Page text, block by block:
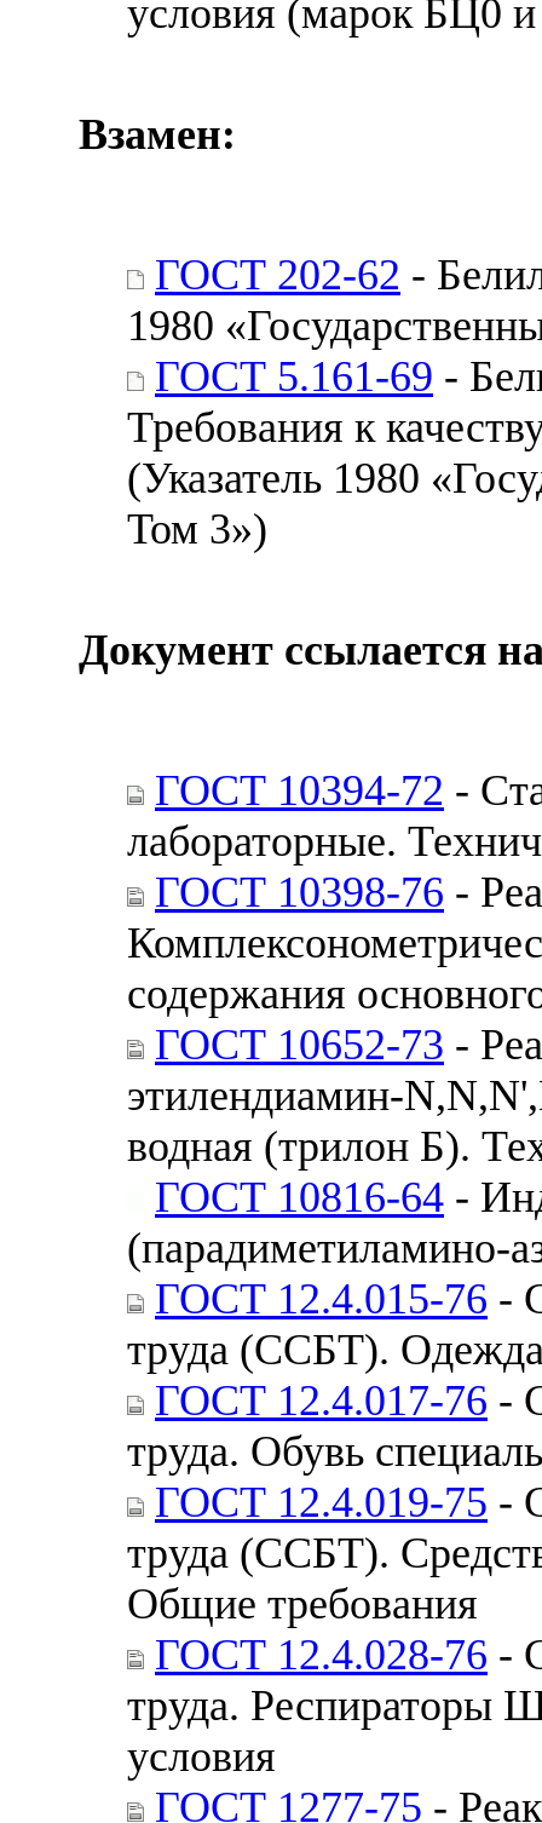
условия (марок БЦ0
Взамен:
ГОСТ 202-62 -
1980
ГОСТ 5.161-69 -
Требования к
(Указатель 1980
Том 3»)
Документ ссылается
ГОСТ 10394-72 -
лабораторные.
ГОСТ 10398-76 -
содержания
ГОСТ 10652-73 -
этилендиамин-
водная (трилон Б).
ГОСТ 10816-64 -
(парадиметиламино-
ГОСТ 12.4.015-76 -
труда (ССБТ).
ГОСТ 12.4.017-76 -
труда. Обувь
ГОСТ 12.4.019-75 -
труда (ССБТ).
Общие требования
ГОСТ 12.4.028-76 -
труда. Респираторы
условия
ГОСТ 1277-75 -